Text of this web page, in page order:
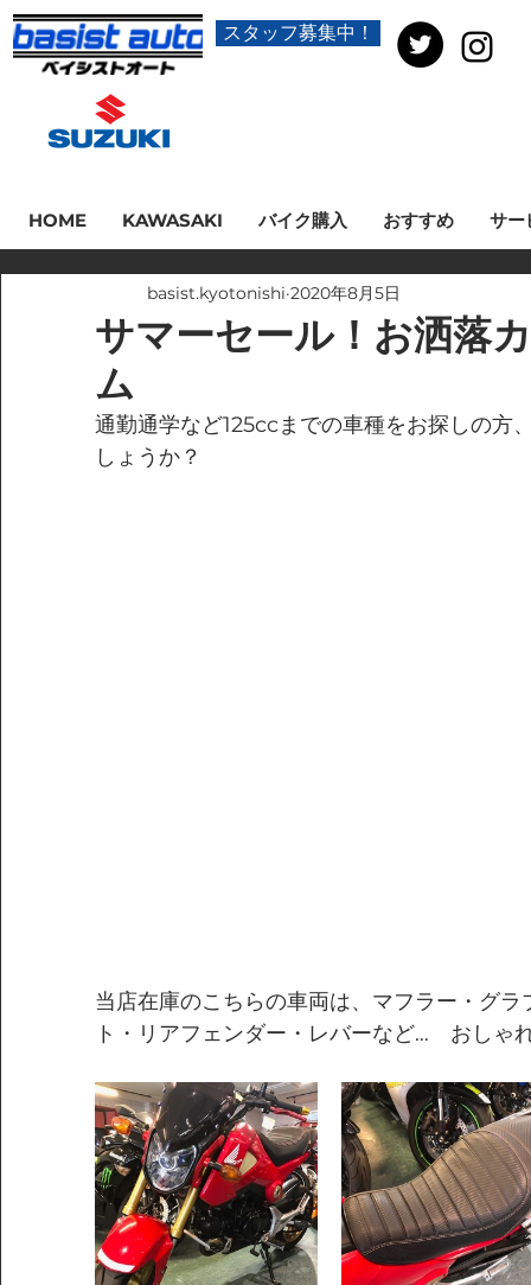
スタッフ募集中！
HOME KAWASAKI バイク購入 おすすめ サー
サマーセール！お洒落
ム
basist.kyotonishi 2020年8月5日
通勤通学など125ccまでの車種をお探しの方
しょうか？
当店在庫のこちらの車両は、マフラー・グ
ト・リアフェンダー・レバーなど…　おしゃ